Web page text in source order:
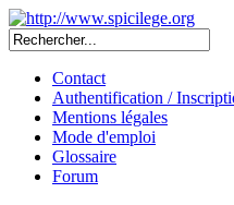
Contact
Authentification /
Mentions légales
Mode d'emploi
Glossaire
Forum